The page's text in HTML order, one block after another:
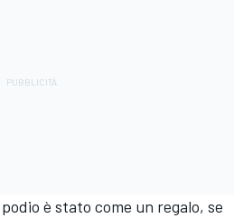
è stato come un regalo, se